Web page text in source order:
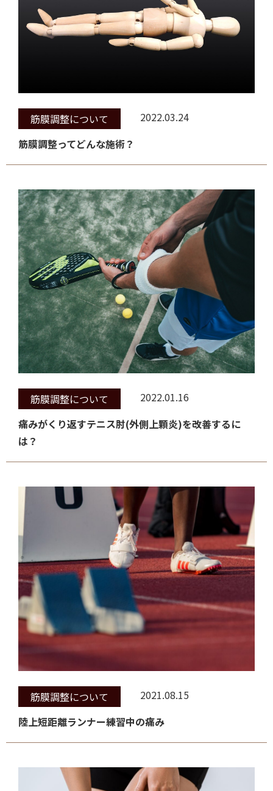
2022.03.24
筋膜調整について
筋膜調整ってどんな施術？
2022.01.16
筋膜調整について
痛みがくり返すテニス肘(外側上顆炎)を改善するに
は？
2021.08.15
筋膜調整について
陸上短距離ランナー練習中の痛み